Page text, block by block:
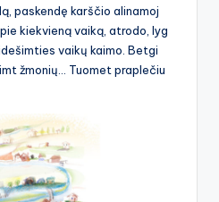
paskendę karščio alinamoj
kiekvieną vaiką, atrodo, lyg
vaikų kaimo. Betgi
žmonių… Tuomet praplečiu